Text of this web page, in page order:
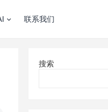
联系我们
搜索